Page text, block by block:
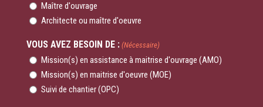
Maître d'ouvrage
Architecte ou maître d'oeuvre
VOUS AVEZ BESOIN DE : (Nécessaire)
Mission(s) en assistance à maitrise d'ouvrage (AMO)
Mission(s) en maitrise d'oeuvre (MOE)
Suivi de chantier (OPC)